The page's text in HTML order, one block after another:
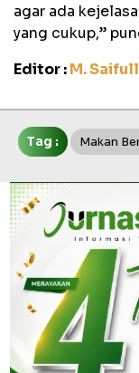
agar ada
yang cukup,”
Editor :M.
Tag : Makan